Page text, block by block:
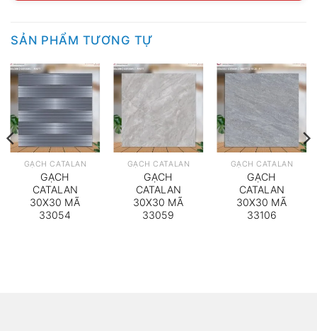
SẢN PHẨM TƯƠNG TỰ
GẠCH CATALAN
GẠCH
CATALAN
30X30 MÃ
33054
GẠCH CATALAN
GẠCH
CATALAN
30X30 MÃ
33059
GẠCH CATALAN
GẠCH
CATALAN
30X30 MÃ
33106